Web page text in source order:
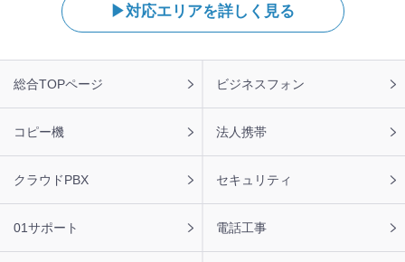
2026年8月6日 13:04
した。ありがとうございます。
2026年8月6日 11:47
対応エリアを詳しく見る
ッ
タ
総合TOPページ ビジネスフォン
コピー機 法人携帯
クラウドPBX セキュリティ
01サポート 電話工事